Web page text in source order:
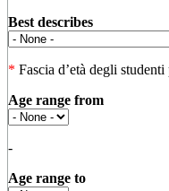
Best describes
* Fascia d’età degli
Age range from
-
Age range to